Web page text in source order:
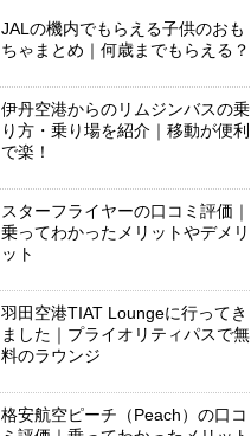
JALの機内でもらえる子供のおも
ちゃまとめ｜何歳までもらえる？
伊丹空港からのリムジンバスの乗
り方・乗り場を紹介｜移動が便利
で楽！
スターフライヤーの口コミ評価｜
乗ってわかったメリットやデメリ
ット
羽田空港TIAT Loungeに行ってき
ました｜プライオリティパスで無
料のラウンジ
格安航空ピーチ（Peach）の口コ